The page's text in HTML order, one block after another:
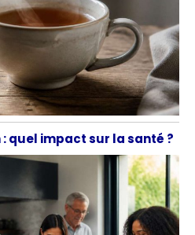
quel impact sur la santé ?